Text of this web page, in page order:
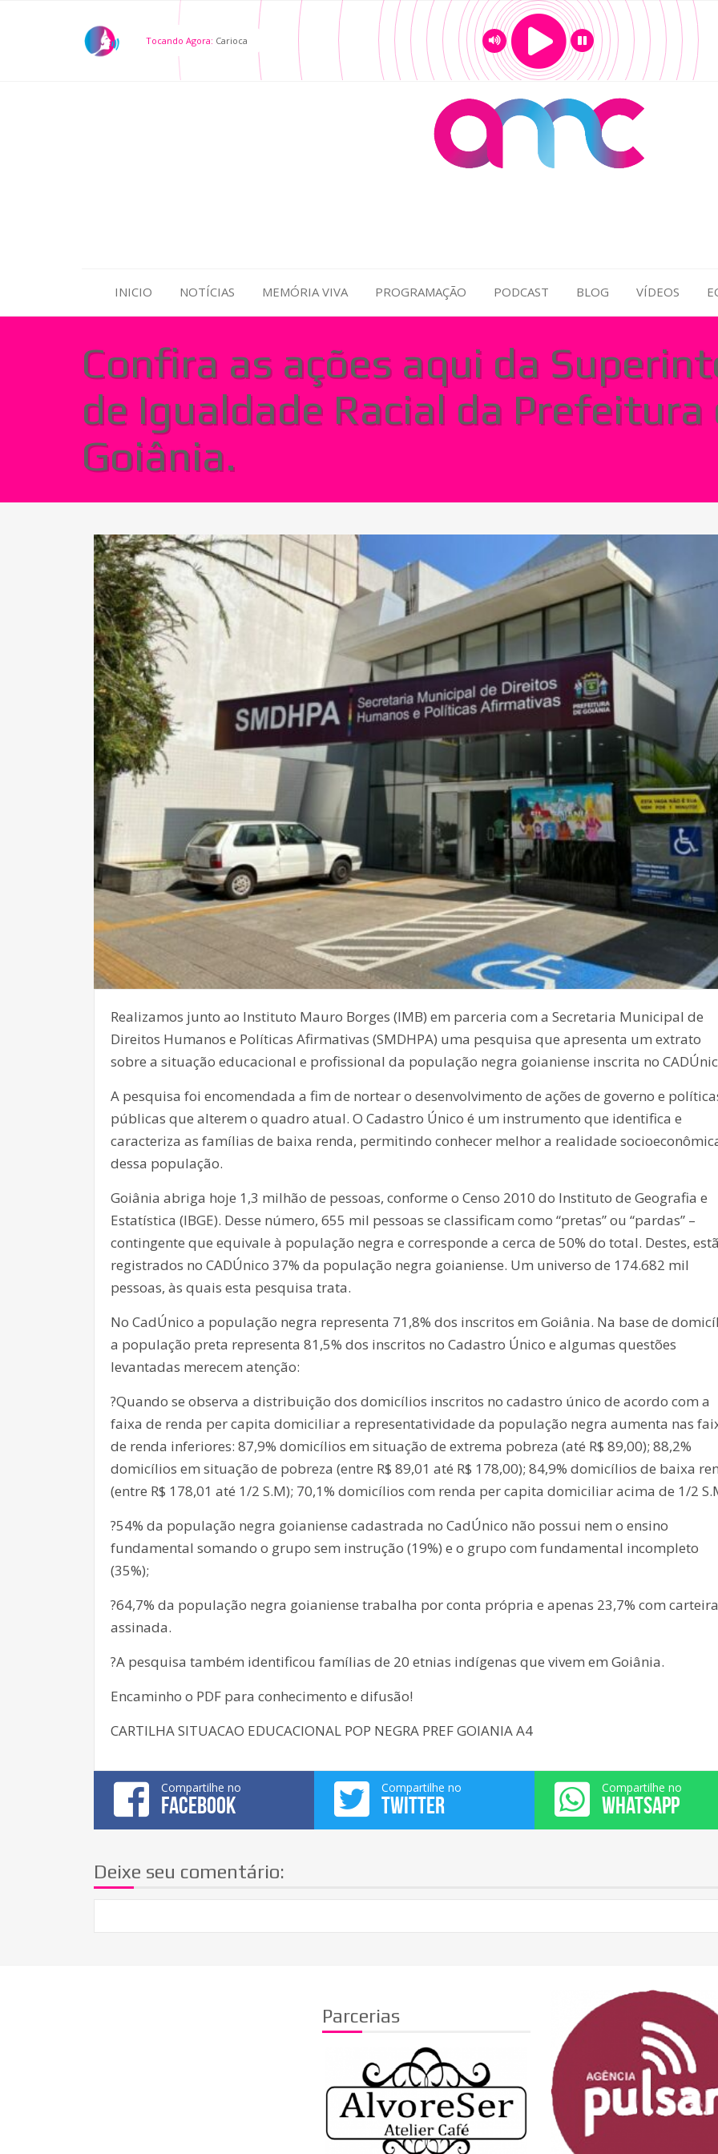
Tocando Agora: Carioca
INICIO NOTÍCIAS MEMÓRIA VIVA PROGRAMAÇÃO PODCAST BLOG VÍDEOS
Confira as ações aqui da
de Igualdade Racial da Prefeitura
Goiânia.
Realizamos junto ao Instituto Mauro Borges (IMB) em parceria com a Secretaria Municipal de
Direitos Humanos e Políticas Afirmativas (SMDHPA) uma pesquisa que apresenta um extrato
sobre a situação educacional e profissional da população negra goianiense inscrita no
A pesquisa foi encomendada a fim de nortear o desenvolvimento de ações de governo e
públicas que alterem o quadro atual. O Cadastro Único é um instrumento que identifica e
caracteriza as famílias de baixa renda, permitindo conhecer melhor a realidade
dessa população.
Goiânia abriga hoje 1,3 milhão de pessoas, conforme o Censo 2010 do Instituto de Geografia e
Estatística (IBGE). Desse número, 655 mil pessoas se classificam como “pretas” ou “pardas” –
contingente que equivale à população negra e corresponde a cerca de 50% do total. Destes,
registrados no CADÚnico 37% da população negra goianiense. Um universo de 174.682 mil
pessoas, às quais esta pesquisa trata.
No CadÚnico a população negra representa 71,8% dos inscritos em Goiânia. Na base de
a população preta representa 81,5% dos inscritos no Cadastro Único e algumas questões
levantadas merecem atenção:
?Quando se observa a distribuição dos domicílios inscritos no cadastro único de acordo com a
faixa de renda per capita domiciliar a representatividade da população negra aumenta nas
de renda inferiores: 87,9% domicílios em situação de extrema pobreza (até R$ 89,00); 88,2%
domicílios em situação de pobreza (entre R$ 89,01 até R$ 178,00); 84,9% domicílios de baixa
(entre R$ 178,01 até 1/2 S.M); 70,1% domicílios com renda per capita domiciliar acima de 1/2
?54% da população negra goianiense cadastrada no CadÚnico não possui nem o ensino
fundamental somando o grupo sem instrução (19%) e o grupo com fundamental incompleto
(35%);
?64,7% da população negra goianiense trabalha por conta própria e apenas 23,7% com carteira
assinada.
?A pesquisa também identificou famílias de 20 etnias indígenas que vivem em Goiânia.
Encaminho o PDF para conhecimento e difusão!
CARTILHA SITUACAO EDUCACIONAL POP NEGRA PREF GOIANIA A4
Compartilhe no
FACEBOOK
Compartilhe no
TWITTER
Compartilhe no
WHATSAPP
Deixe seu comentário:
Parcerias